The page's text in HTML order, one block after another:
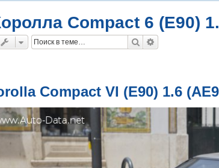
Compact 6 (E90)
Поиск
Compact VI (E90) 1.6